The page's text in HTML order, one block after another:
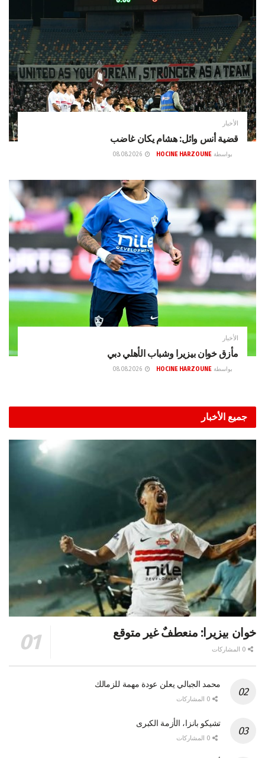
الأخبار
قضية أنس وائل: هشام يكان غاضب
بواسطة HOCINE HARZOUNE
الأخبار
مأزق خوان بيزيرا وشباب الأهلي دبي
بواسطة HOCINE HARZOUNE
جميع الأخبار
خوان بيزيرا: منعطفٌ غير متوقع
محمد الجبالي يعلن عودة مهمة للزمالك
تشيكو بانزا، الأزمة الكبرى